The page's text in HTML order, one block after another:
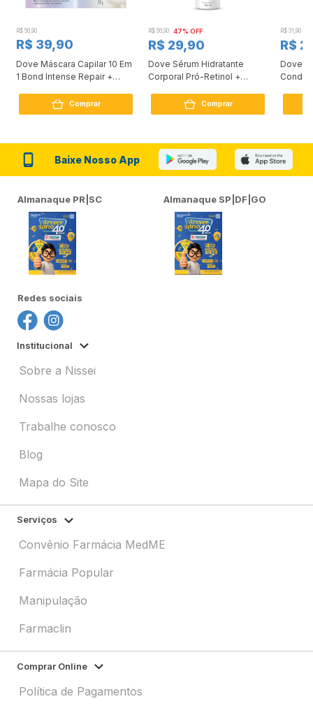
R$ 56,90
R$ 39,90
Dove Máscara Capilar 10 Em
1 Bond Intense Repair +
Comprar
R$ 56,90 47% OFF
R$ 29,90
Dove Sérum Hidratante
Corporal Pró-Retinol +
Comprar
R$ 31,90
R$
Dove
Baixe Nosso App
Almanaque PR|SC Almanaque SP|DF|GO
Redes sociais
Institucional
Sobre a Nissei
Nossas lojas
Trabalhe conosco
Blog
Mapa do Site
Serviços
Convênio Farmácia MedME
Farmácia Popular
Manipulação
Farmaclin
Comprar Online
Política de Pagamentos